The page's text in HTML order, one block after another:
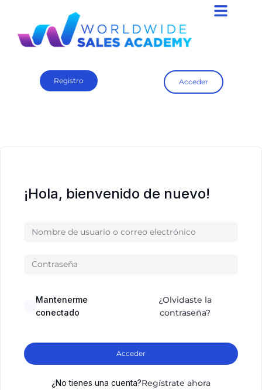
Registro Acceder
¡Hola, bienvenido de nuevo!
Mantenerme
conectado
¿Olvidaste la
contraseña?
Acceder
¿No tienes una cuenta?Regístrate ahora